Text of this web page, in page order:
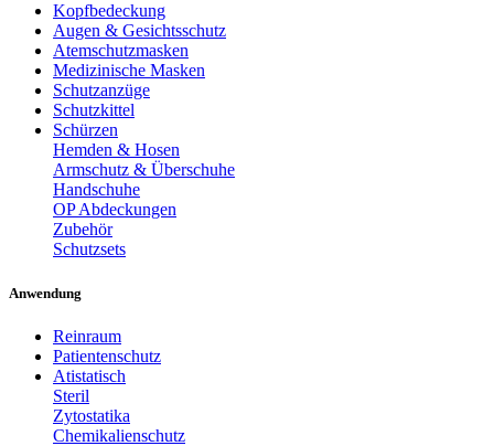
Kopfbedeckung
Augen & Gesichtsschutz
Atemschutzmasken
Medizinische Masken
Schutzanzüge
Schutzkittel
Schürzen
Hemden & Hosen
Armschutz & Überschuhe
Handschuhe
OP Abdeckungen
Zubehör
Schutzsets
Anwendung
Reinraum
Patientenschutz
Atistatisch
Steril
Zytostatika
Chemikalienschutz